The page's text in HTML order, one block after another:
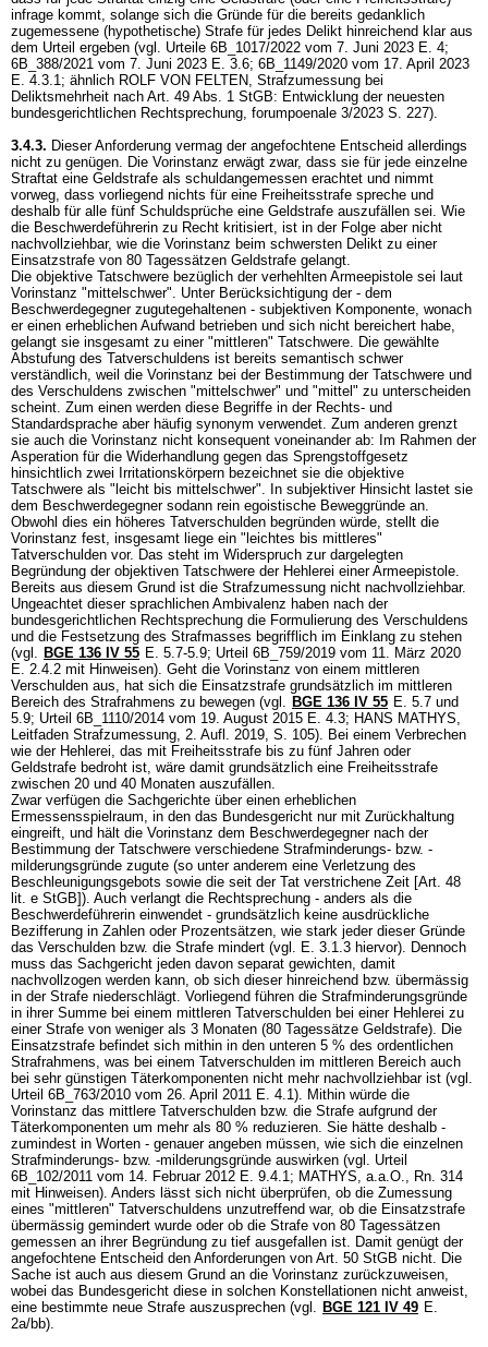
infrage kommt, solange sich die Gründe für die bereits gedanklich
zugemessene (hypothetische) Strafe für jedes Delikt hinreichend klar aus
dem Urteil ergeben (vgl. Urteile 6B_1017/2022 vom 7. Juni 2023 E. 4;
6B_388/2021 vom 7. Juni 2023 E. 3.6; 6B_1149/2020 vom 17. April 2023
E. 4.3.1; ähnlich ROLF VON FELTEN, Strafzumessung bei
Deliktsmehrheit nach Art. 49 Abs. 1 StGB: Entwicklung der neuesten
bundesgerichtlichen Rechtsprechung, forumpoenale 3/2023 S. 227).
3.4.3. Dieser Anforderung vermag der angefochtene Entscheid allerdings
nicht zu genügen. Die Vorinstanz erwägt zwar, dass sie für jede einzelne
Straftat eine Geldstrafe als schuldangemessen erachtet und nimmt
vorweg, dass vorliegend nichts für eine Freiheitsstrafe spreche und
deshalb für alle fünf Schuldsprüche eine Geldstrafe auszufällen sei. Wie
die Beschwerdeführerin zu Recht kritisiert, ist in der Folge aber nicht
nachvollziehbar, wie die Vorinstanz beim schwersten Delikt zu einer
Einsatzstrafe von 80 Tagessätzen Geldstrafe gelangt.
Die objektive Tatschwere bezüglich der verhehlten Armeepistole sei laut
Vorinstanz "mittelschwer". Unter Berücksichtigung der - dem
Beschwerdegegner zugutegehaltenen - subjektiven Komponente, wonach
er einen erheblichen Aufwand betrieben und sich nicht bereichert habe,
gelangt sie insgesamt zu einer "mittleren" Tatschwere. Die gewählte
Abstufung des Tatverschuldens ist bereits semantisch schwer
verständlich, weil die Vorinstanz bei der Bestimmung der Tatschwere und
des Verschuldens zwischen "mittelschwer" und "mittel" zu unterscheiden
scheint. Zum einen werden diese Begriffe in der Rechts- und
Standardsprache aber häufig synonym verwendet. Zum anderen grenzt
sie auch die Vorinstanz nicht konsequent voneinander ab: Im Rahmen der
Asperation für die Widerhandlung gegen das Sprengstoffgesetz
hinsichtlich zwei Irritationskörpern bezeichnet sie die objektive
Tatschwere als "leicht bis mittelschwer". In subjektiver Hinsicht lastet sie
dem Beschwerdegegner sodann rein egoistische Beweggründe an.
Obwohl dies ein höheres Tatverschulden begründen würde, stellt die
Vorinstanz fest, insgesamt liege ein "leichtes bis mittleres"
Tatverschulden vor. Das steht im Widerspruch zur dargelegten
Begründung der objektiven Tatschwere der Hehlerei einer Armeepistole.
Bereits aus diesem Grund ist die Strafzumessung nicht nachvollziehbar.
Ungeachtet dieser sprachlichen Ambivalenz haben nach der
bundesgerichtlichen Rechtsprechung die Formulierung des Verschuldens
und die Festsetzung des Strafmasses begrifflich im Einklang zu stehen
(vgl. BGE 136 IV 55 E. 5.7-5.9; Urteil 6B_759/2019 vom 11. März 2020
E. 2.4.2 mit Hinweisen). Geht die Vorinstanz von einem mittleren
Verschulden aus, hat sich die Einsatzstrafe grundsätzlich im mittleren
Bereich des Strafrahmens zu bewegen (vgl. BGE 136 IV 55 E. 5.7 und
5.9; Urteil 6B_1110/2014 vom 19. August 2015 E. 4.3; HANS MATHYS,
Leitfaden Strafzumessung, 2. Aufl. 2019, S. 105). Bei einem Verbrechen
wie der Hehlerei, das mit Freiheitsstrafe bis zu fünf Jahren oder
Geldstrafe bedroht ist, wäre damit grundsätzlich eine Freiheitsstrafe
zwischen 20 und 40 Monaten auszufällen.
Zwar verfügen die Sachgerichte über einen erheblichen
Ermessensspielraum, in den das Bundesgericht nur mit Zurückhaltung
eingreift, und hält die Vorinstanz dem Beschwerdegegner nach der
Bestimmung der Tatschwere verschiedene Strafminderungs- bzw. -
milderungsgründe zugute (so unter anderem eine Verletzung des
Beschleunigungsgebots sowie die seit der Tat verstrichene Zeit [Art. 48
lit. e StGB]). Auch verlangt die Rechtsprechung - anders als die
Beschwerdeführerin einwendet - grundsätzlich keine ausdrückliche
Bezifferung in Zahlen oder Prozentsätzen, wie stark jeder dieser Gründe
das Verschulden bzw. die Strafe mindert (vgl. E. 3.1.3 hiervor). Dennoch
muss das Sachgericht jeden davon separat gewichten, damit
nachvollzogen werden kann, ob sich dieser hinreichend bzw. übermässig
in der Strafe niederschlägt. Vorliegend führen die Strafminderungsgründe
in ihrer Summe bei einem mittleren Tatverschulden bei einer Hehlerei zu
einer Strafe von weniger als 3 Monaten (80 Tagessätze Geldstrafe). Die
Einsatzstrafe befindet sich mithin in den unteren 5 % des ordentlichen
Strafrahmens, was bei einem Tatverschulden im mittleren Bereich auch
bei sehr günstigen Täterkomponenten nicht mehr nachvollziehbar ist (vgl.
Urteil 6B_763/2010 vom 26. April 2011 E. 4.1). Mithin würde die
Vorinstanz das mittlere Tatverschulden bzw. die Strafe aufgrund der
Täterkomponenten um mehr als 80 % reduzieren. Sie hätte deshalb -
zumindest in Worten - genauer angeben müssen, wie sich die einzelnen
Strafminderungs- bzw. -milderungsgründe auswirken (vgl. Urteil
6B_102/2011 vom 14. Februar 2012 E. 9.4.1; MATHYS, a.a.O., Rn. 314
mit Hinweisen). Anders lässt sich nicht überprüfen, ob die Zumessung
eines "mittleren" Tatverschuldens unzutreffend war, ob die Einsatzstrafe
übermässig gemindert wurde oder ob die Strafe von 80 Tagessätzen
gemessen an ihrer Begründung zu tief ausgefallen ist. Damit genügt der
angefochtene Entscheid den Anforderungen von Art. 50 StGB nicht. Die
Sache ist auch aus diesem Grund an die Vorinstanz zurückzuweisen,
wobei das Bundesgericht diese in solchen Konstellationen nicht anweist,
eine bestimmte neue Strafe auszusprechen (vgl. BGE 121 IV 49 E.
2a/bb).